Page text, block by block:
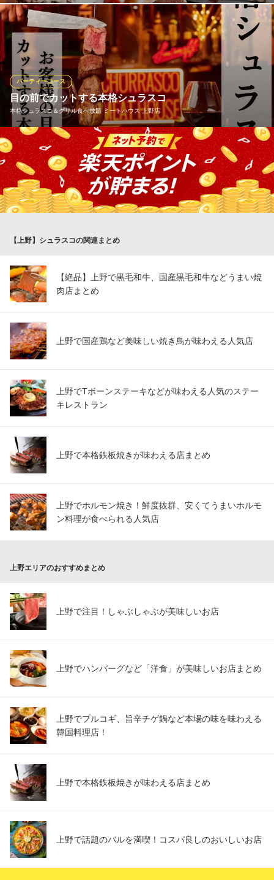
東京都台東区上野2-3-1 ジップビル1F
当店人気のシュラスコ食べ放題&アルコール飲み放題付は6,000円
～。お肉の旨味たっぷりジューシーなものから、脂身が少なくさ
っぱりとした味わいが特徴のお肉まで、15種類の中からお気に入
りが見つかる♪お口直しの焼きパイナップルまでご用意いたしまし
た。ソフトドリンク飲み放題は4,300円～プランございます！
シュラスコ＆ビアバーゴッチバッタ 上野
15種の絶品シュラスコ
ＪＲ上野駅 徒歩3分
東京都台東区上野4-9-6 ナガフジビル7F
目の前でカットする本格シュラスコ
本格シュラスコ＆グリル食べ放題 ミートハウス 上野店
パーティーコース
お得な飲み放題付コースから、本格シュラスコまで、豊富なお酒
とともにお楽しみください！
本格シュラスコ＆グリル食べ放題 ミートハウス 上野店
シュラスコ食べ放題
都営大江戸線上野御徒町駅 徒歩2分
【上野】シュラスコの関連まとめ
【絶品】上野で黒毛和牛、国産黒毛和牛などうまい焼
肉店まとめ
上野で国産鶏など美味しい焼き鳥が味わえる人気店
上野でTボーンステーキなどが味わえる人気のステー
キレストラン
上野で本格鉄板焼きが味わえる店まとめ
上野でホルモン焼き！鮮度抜群、安くてうまいホルモ
ン料理が食べられる人気店
上野エリアのおすすめまとめ
上野で注目！しゃぶしゃぶが美味しいお店
上野でハンバーグなど「洋食」が美味しいお店まとめ
上野でプルコギ、旨辛チゲ鍋など本場の味を味わえる
韓国料理店！
上野で本格鉄板焼きが味わえる店まとめ
上野で話題のバルを満喫！コスパ良しのおいしいお店